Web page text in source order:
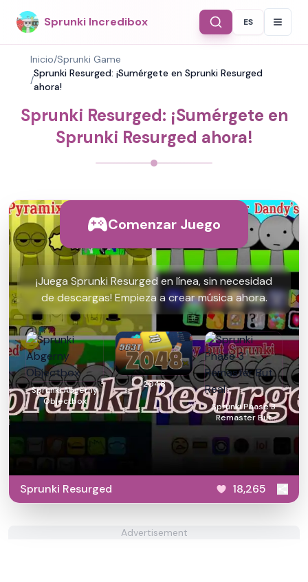
Sprunki Incredibox Select
ES
Inicio/Sprunki Game
/
Sprunki Resurged: ¡Sumérgete en Sprunki Resurged
ahora!
Sprunki Resurged: ¡Sumérgete en
Sprunki Resurged ahora!
Comenzar Juego
¡Juega Sprunki Resurged en línea, sin necesidad
de descargas! Empieza a crear música ahora.
Sprunki Abgerny
Objectbox
2048
Sprunki Phase 3
Remaster But
Real
Sprunki Resurged 18,265
Advertisement